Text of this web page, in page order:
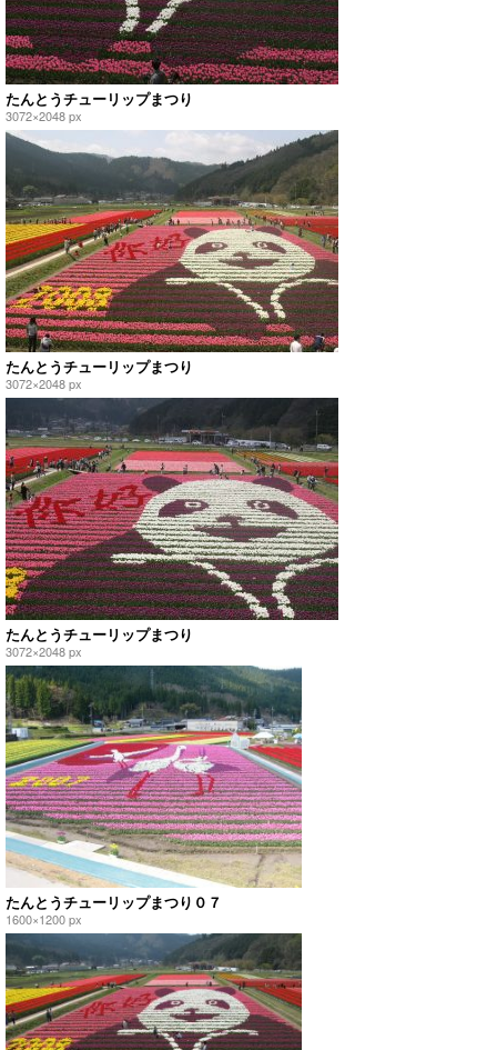
たんとうチューリップまつり
3072×2048 px
たんとうチューリップまつり
3072×2048 px
たんとうチューリップまつり
3072×2048 px
たんとうチューリップまつり０７
1600×1200 px